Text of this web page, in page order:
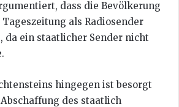
dass die Bevölkerung
als Radiosender
da ein staatlicher Sender nicht
hingegen ist besorgt
des staatlich